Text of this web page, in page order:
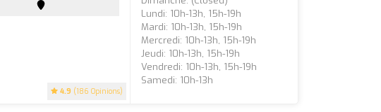
4.9 (186 Opinions)
Lundi: 10h-13h, 15h-19h
Mardi: 10h-13h, 15h-19h
Mercredi: 10h-13h, 15h-19h
Jeudi: 10h-13h, 15h-19h
Vendredi: 10h-13h, 15h-19h
Samedi: 10h-13h